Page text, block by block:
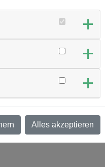
Alles akzeptieren